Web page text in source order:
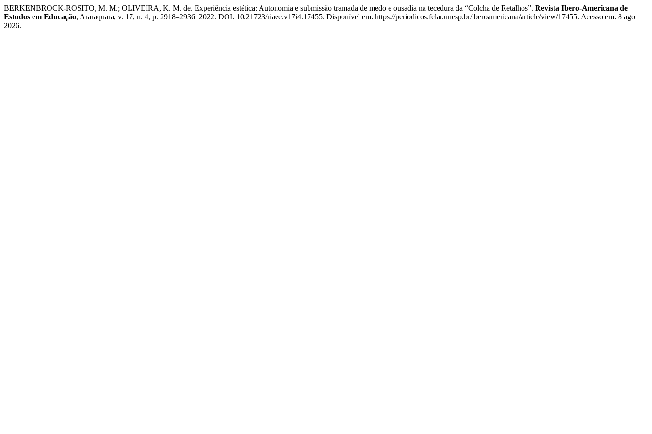
BERKENBROCK-ROSITO, M. M.; OLIVEIRA, K. M. de. Experiência estética: Autonomia e submissão tramada de medo e ousadia na tecedura da “Colcha de Retalhos”. Revista Ibero-Americana de
Estudos em Educação, Araraquara, v. 17, n. 4, p. 2918–2936, 2022. DOI: 10.21723/riaee.v17i4.17455. Disponível em: https://periodicos.fclar.unesp.br/iberoamericana/article/view/17455. Acesso em: 8 ago.
2026.